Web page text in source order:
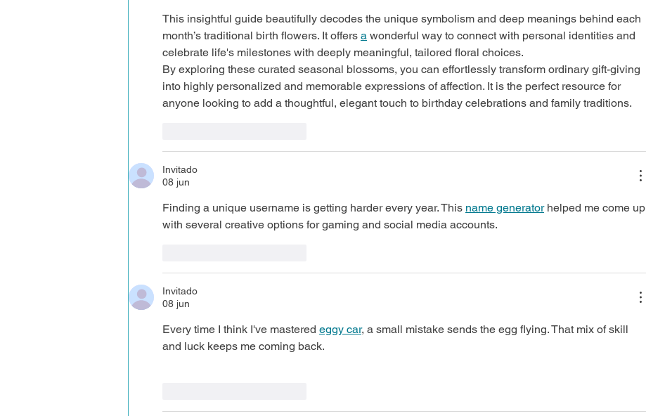
This insightful guide beautifully decodes the unique symbolism and deep meanings behind each
month’s traditional birth flowers. It offers a wonderful way to connect with personal identities and
celebrate life's milestones with deeply meaningful, tailored floral choices.
By exploring these curated seasonal blossoms, you can effortlessly transform ordinary gift-giving
into highly personalized and memorable expressions of affection. It is the perfect resource for
anyone looking to add a thoughtful, elegant touch to birthday celebrations and family traditions.
Invitado
08 jun
Finding a unique username is getting harder every year. This name generator helped me come up
with several creative options for gaming and social media accounts.
Invitado
08 jun
Every time I think I've mastered eggy car, a small mistake sends the egg flying. That mix of skill
and luck keeps me coming back.